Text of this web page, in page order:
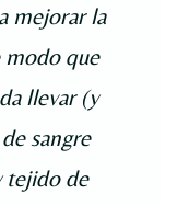
mejorar la
modo que
llevar (y
sangre
tejido de